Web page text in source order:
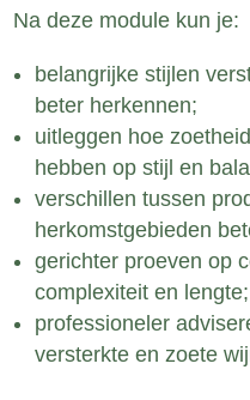
Na deze module kun je:
belangrijke stijlen
beter herkennen;
uitleggen hoe
hebben op stijl en
verschillen tussen
herkomstgebieden
gerichter proeven op
complexiteit en lengte;
professioneler
versterkte en zoete